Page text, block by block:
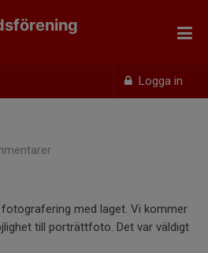
Logga in
med laget. Vi kommer
till porträttfoto. Det var väldigt